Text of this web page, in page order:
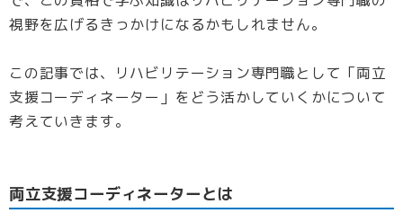
視野を広げるきっかけになるかもしれません。
この記事では、リハビリテーション専門職として「両立
支援コーディネーター」をどう活かしていくかについて
考えていきます。
両立支援コーディネーターとは